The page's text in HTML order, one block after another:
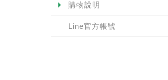
購物說明
Line官方帳號